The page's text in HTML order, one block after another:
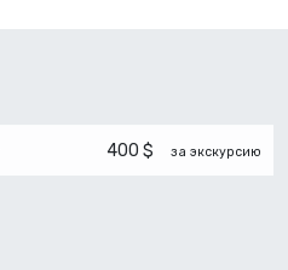
400 $ за экскурсию